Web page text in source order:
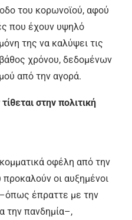
του κορωνοϊού, αφού
που έχουν υψηλό
της να καλύψει τις
χρόνου, δεδομένων
από την αγορά.
στην πολιτική
οφέλη από την
οι αυξημένοι
–όπως έπραττε με την
την πανδημία–,